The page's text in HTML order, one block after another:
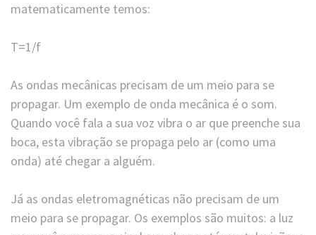
matematicamente temos:
T=1/f
As ondas mecânicas precisam de um meio para se
propagar. Um exemplo de onda mecânica é o som.
Quando você fala a sua voz vibra o ar que preenche sua
boca, esta vibração se propaga pelo ar (como uma
onda) até chegar a alguém.
Já as ondas eletromagnéticas não precisam de um
meio para se propagar. Os exemplos são muitos: a luz